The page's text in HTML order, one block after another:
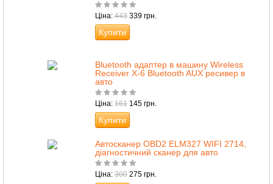
Ціна: 443 339 грн.
Купити
Bluetooth адаптер в машину Wireless
Receiver X-6 Bluetooth AUX ресивер в
авто
Ціна: 161 145 грн.
Купити
Автосканер OBD2 ELM327 WIFI 2714,
діагностичний сканер для авто
Ціна: 300 275 грн.